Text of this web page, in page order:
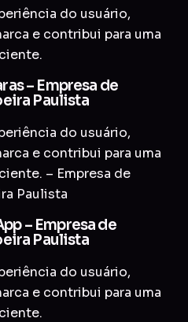
do usuário,
e contribui para uma
– Empresa de
Paulista
do usuário,
e contribui para uma
– Empresa de
Paulista
– Empresa de
Paulista
do usuário,
e contribui para uma